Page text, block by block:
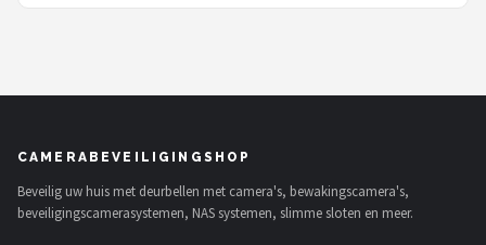
CAMERABEVEILIGINGSHOP
Beveilig uw huis met deurbellen met camera's, bewakingscamera's,
beveiligingscamerasystemen, NAS systemen, slimme sloten en meer.